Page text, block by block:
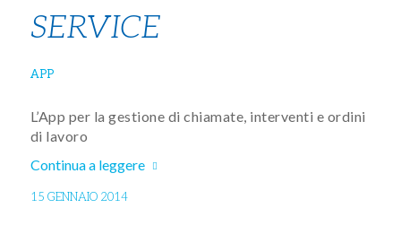
SERVICE
APP
L’App per la gestione di chiamate, interventi e ordini
di lavoro
Continua a leggere
15 GENNAIO 2014